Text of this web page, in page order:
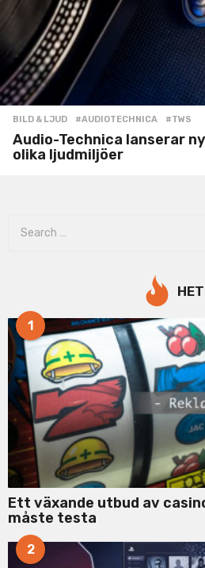
BILD & LJUD #AUDIOTECHNICA ,#TWS
Audio-Technica lanserar
olika ljudmiljöer
o
r
1
Ett växande utbud av
måste testa
2